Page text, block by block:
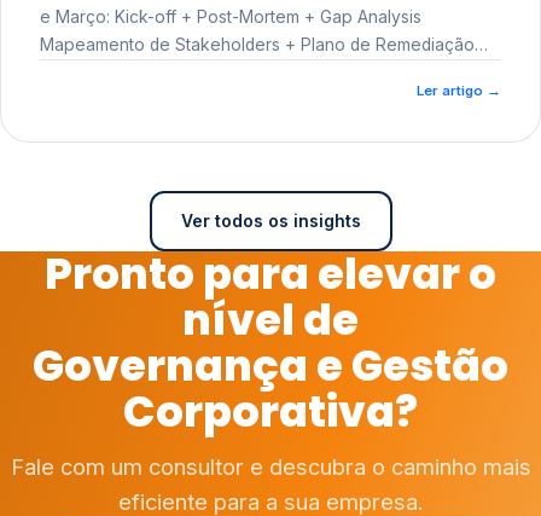
e Março: Kick-off + Post-Mortem + Gap Analysis
Mapeamento de Stakeholders + Plano de Remediação
Ler artigo →
Ver todos os insights
Pronto para elevar o
nível de
Governança e Gestão
Corporativa?
Fale com um consultor e descubra o caminho mais
eficiente para a sua empresa.